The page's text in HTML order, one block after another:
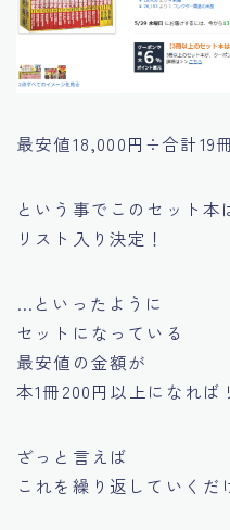
最安値18,000円÷合計19
という事でこのセット本
リスト入り決定！
…といったように
セットになっている
最安値の金額が
本1冊200円以上になれ
ざっと言えば
これを繰り返していくだ